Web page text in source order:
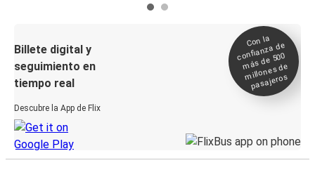
Billete digital y
seguimiento en
tiempo real
Descubre la App de Flix
Con la
confianza de
más de 500
millones de
pasajeros